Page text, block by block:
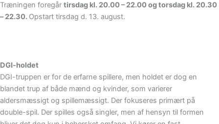
Træningen foregår tirsdag kl. 20.00 – 22.00 og torsdag kl. 20.30
– 22.30. Opstart tirsdag d. 13. august.
DGI-holdet
DGI-truppen er for de erfarne spillere, men holdet er dog en
blandet trup af både mænd og kvinder, som varierer
aldersmæssigt og spillemæssigt. Der fokuseres primært på
double-spil. Der spilles også singler, men af hensyn til formen